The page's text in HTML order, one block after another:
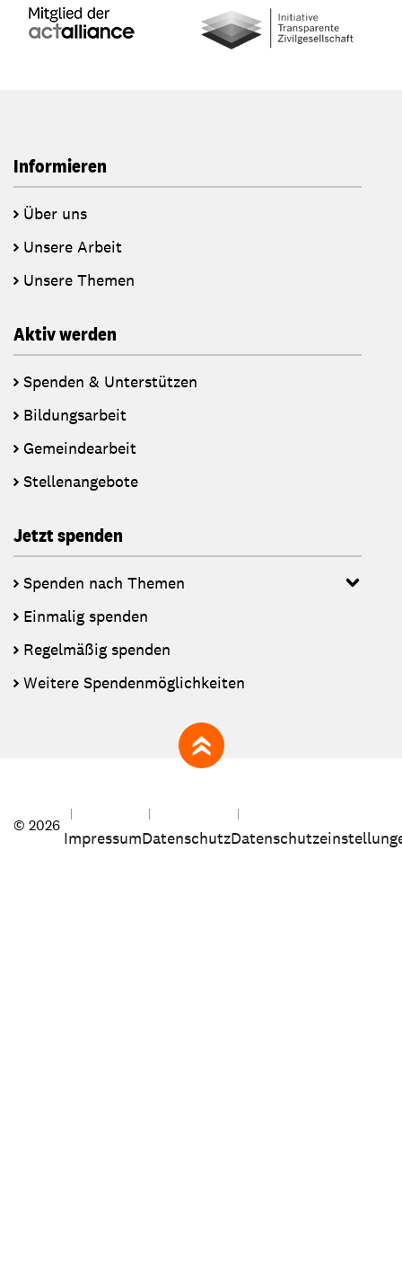
Informieren
Über uns
Unsere Arbeit
Unsere Themen
Aktiv werden
Spenden & Unterstützen
Bildungsarbeit
Gemeindearbeit
Stellenangebote
Jetzt spenden
Spenden nach Themen
Einmalig spenden
Regelmäßig spenden
Weitere Spendenmöglichkeiten
zum Seitenanfang
© 2026
ImpressumDatenschutz